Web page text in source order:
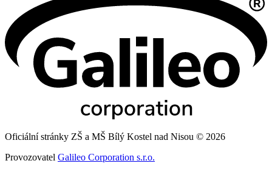
Oficiální stránky ZŠ a MŠ Bílý Kostel nad Nisou © 2026
Provozovatel Galileo Corporation s.r.o.